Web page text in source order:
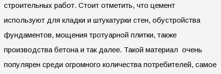
строительных работ. Стоит отметить, что цемент
используют для кладки и штукатурки стен, обустройства
фундаментов, мощения тротуарной плитки, также
производства бетона и так далее. Такой материал очень
популярен среди огромного количества потребителей, самое